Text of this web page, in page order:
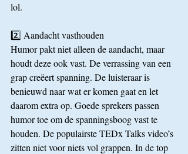
lol.
2️⃣ Aandacht vasthouden
Humor pakt niet alleen de aandacht, maar
houdt deze ook vast. De verrassing van een
grap creëert spanning. De luisteraar is
benieuwd naar wat er komen gaat en let
daarom extra op. Goede sprekers passen
humor toe om de spanningsboog vast te
houden. De populairste TEDx Talks video’s
zitten niet voor niets vol grappen. In de top